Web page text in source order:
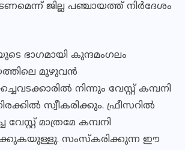
ജില്ല പഞ്ചായത്ത് നിര്‍ദേശം
ഭാഗമായി കുന്ദമംഗലം
മുഴുവന്‍
നിന്നും വേസ്റ്റ് കമ്പനി
സ്വീകരിക്കും. ഫ്രീസറില്‍
വേസ്റ്റ് മാത്രമേ കമ്പനി
സംസ്‌കരിക്കുന്ന ഈ